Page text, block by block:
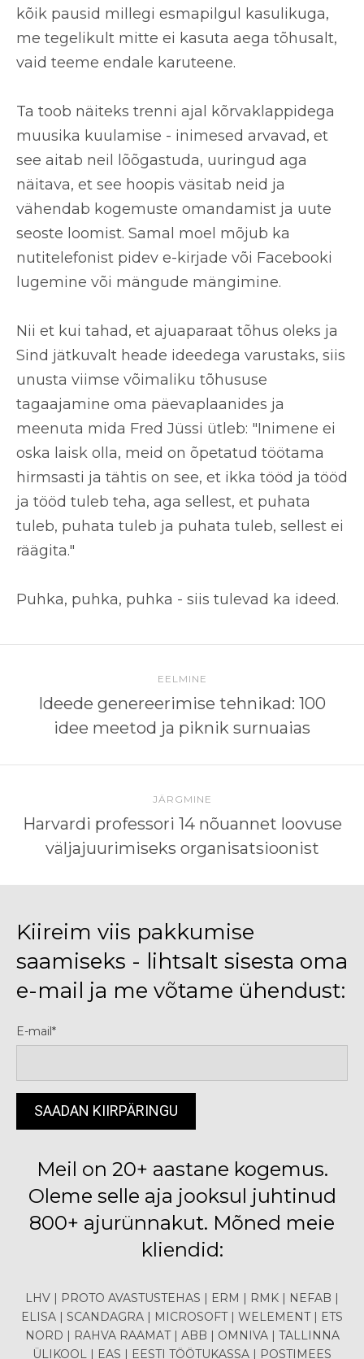
kõik pausid millegi esmapilgul kasulikuga,
me tegelikult mitte ei kasuta aega tõhusalt,
vaid teeme endale karuteene.
Ta toob näiteks trenni ajal kõrvaklappidega
muusika kuulamise - inimesed arvavad, et
see aitab neil lõõgastuda, uuringud aga
näitava, et see hoopis väsitab neid ja
vähendab kogemuste omandamist ja uute
seoste loomist. Samal moel mõjub ka
nutitelefonist pidev e-kirjade või Facebooki
lugemine või mängude mängimine.
Nii et kui tahad, et ajuaparaat tõhus oleks ja
Sind jätkuvalt heade ideedega varustaks, siis
unusta viimse võimaliku tõhususe
tagaajamine oma päevaplaanides ja
meenuta mida Fred Jüssi ütleb: "Inimene ei
oska laisk olla, meid on õpetatud töötama
hirmsasti ja tähtis on see, et ikka tööd ja tööd
ja tööd tuleb teha, aga sellest, et puhata
tuleb, puhata tuleb ja puhata tuleb, sellest ei
räägita."
Puhka, puhka, puhka - siis tulevad ka ideed.
EELMINE
Ideede genereerimise tehnikad: 100
idee meetod ja piknik surnuaias
JÄRGMINE
Harvardi professori 14 nõuannet loovuse
väljajuurimiseks organisatsioonist
Kiireim viis pakkumise
saamiseks - lihtsalt sisesta oma
e-mail ja me võtame ühendust:
E-mail
Meil on 20+ aastane kogemus.
Oleme selle aja jooksul juhtinud
800+ ajurünnakut. Mõned meie
kliendid:
LHV | PROTO AVASTUSTEHAS | ERM | RMK | NEFAB |
ELISA | SCANDAGRA | MICROSOFT | WELEMENT | ETS
NORD | RAHVA RAAMAT | ABB | OMNIVA | TALLINNA
ÜLIKOOL | EAS | EESTI TÖÖTUKASSA | POSTIMEES